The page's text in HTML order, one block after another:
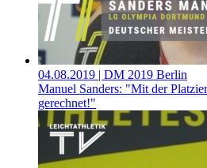
04.08.2019 | DM 2019 Berlin
Manuel Sanders: "Mit der
gerechnet!"